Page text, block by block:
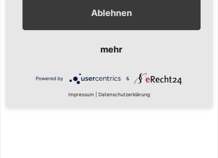
Ablehnen
mehr
Powered by &
Impressum Datenschutzerklärung